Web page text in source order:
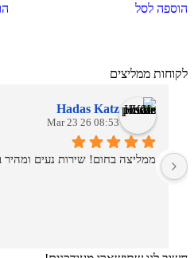
הוספה לסל
לקוחות ממליצים
Hadas Katz
08:53 26 Mar 23
ממליצה בחום! שירות נעים ומהיר